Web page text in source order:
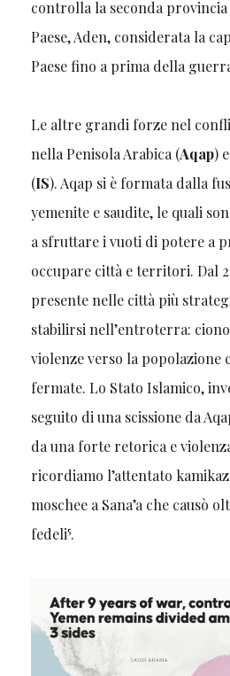
controlla la seconda
Paese, Aden, considerata la
Paese fino a prima della
Le altre grandi forze nel
nella Penisola Arabica (Aqap)
(IS). Aqap si è formata dalla
yemenite e saudite, le quali
a sfruttare i vuoti di potere a
occupare città e territori. Dal
presente nelle città più
stabilirsi nell’entroterra:
violenze verso la popolazione
fermate. Lo Stato Islamico,
seguito di una scissione da
da una forte retorica e
ricordiamo l’attentato
moschee a Sana’a che causò
fedeli5.